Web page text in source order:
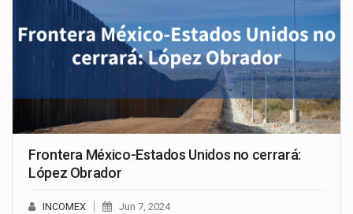
Frontera México-Estados Unidos no cerrará:
López Obrador
INCOMEX Jun 7, 2024